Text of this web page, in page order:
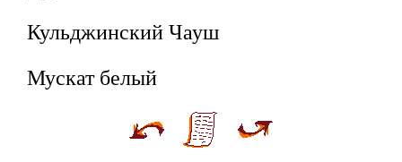
Кульджинский Чауш
Мускат белый